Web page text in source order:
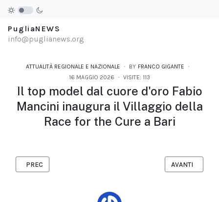
PugliaNEWS
info@puglianews.org
ATTUALITÀ REGIONALE E NAZIONALE BY FRANCO GIGANTE
16 MAGGIO 2026
VISITE: 113
Il top model dal cuore d'oro Fabio
Mancini inaugura il Villaggio della
Race for the Cure a Bari
ARTICOLO PRECEDENTE: RESTITUIRE UN NOME ALLE VITTIME
PREC ARTICOLO
AVANTI